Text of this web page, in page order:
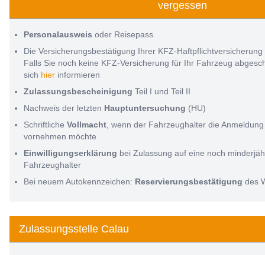
vergessen
Personalausweis oder Reisepass
Die Versicherungsbestätigung Ihrer KFZ-
Falls Sie noch keine KFZ-Versicherung für Ihr Fahrzeug
sich hier informieren
Zulassungsbescheinigung Teil I und Teil II
Nachweis der letzten Hauptuntersuchung (HU)
Schriftliche Vollmacht , wenn der Fahrzeughalter die
vornehmen möchte
Einwilligungserklärung bei Zulassung auf eine noch
Fahrzeughalter
Bei neuem Autokennzeichen: Reservierungsbestätigung des
Zulassungsstelle Calau